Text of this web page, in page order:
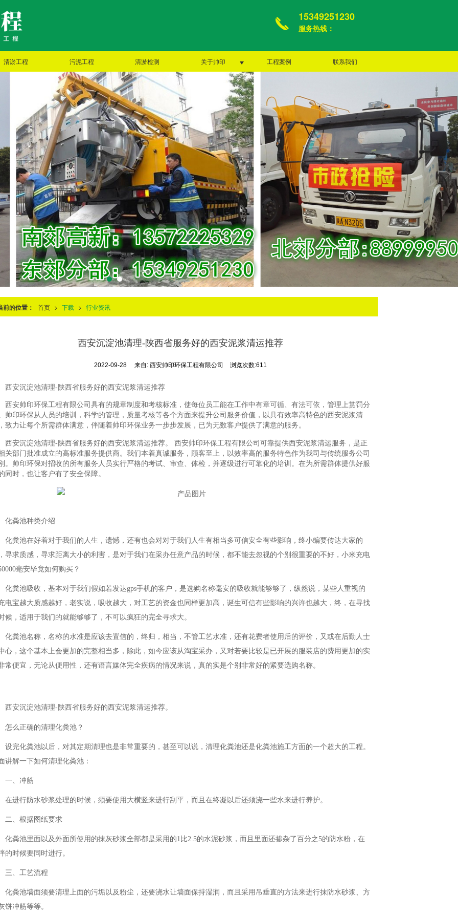
15349251230
服务热线：
清淤工程 污泥工程 清淤检测 关于帅印 工程案例 联系我们
前的位置： 首页 > 下载 > 行业资讯
西安沉淀池清理-陕西省服务好的西安泥浆清运推荐
2022-09-28 来自: 西安帅印环保工程有限公司 浏览次数:611
西安沉淀池清理-陕西省服务好的西安泥浆清运推荐
西安帅印环保工程有限公司具有的规章制度和考核标准，使每位员工能在工作中有章可循、有法可依，管理上赏罚分
帅印环保从人员的培训，科学的管理，质量考核等各个方面来提升公司服务价值，以具有效率高特色的西安泥浆清
致力让每个所需群体满意，伴随着帅印环保业务一步步发展，已为无数客户提供了满意的服务。
西安沉淀池清理-陕西省服务好的西安泥浆清运推荐。 西安帅印环保工程有限公司可靠提供西安泥浆清运服务，是正
关部门批准成立的高标准服务提供商。我们本着真诚服务，顾客至上，以效率高的服务特色作为我司与传统服务公司
。帅印环保对招收的所有服务人员实行严格的考试、审查、体检，并逐级进行可靠化的培训。在为所需群体提供好服
同时，也让客户有了安全保障。
化粪池种类介绍
化粪池在好着对于我们的人生，遗憾，还有也会对对于我们人生有相当多可信安全有些影响，终小编要传达大家的
寻求质感，寻求距离大小的利害，是对于我们在采办任意产品的时候，都不能去忽视的个别很重要的不好，小米充电
毫安毕竟如何购买？
化粪池吸收，基本对于我们假如若发达gps手机的客户，是选购名称毫安的吸收就能够够了，纵然说，某些人重视的
电宝越大质感越好，老实说，吸收越大，对工艺的资金也同样更加高，诞生可信有些影响的兴许也越大，终，在寻找
候，适用于我们的就能够够了，不可以疯狂的完全寻求大。
化粪池名称，名称的水准是应该去置信的，终归，相当，不管工艺水准，还有花费者使用后的评价，又或在后勤人士
心，这个基本上会更加的完整相当多，除此，如今应该从淘宝采办，又对若要比较是已开展的服装店的费用更加的实
常便宜，无论从便用性，还有语言媒体完全疾病的情况来说，真的实是个别非常好的紧要选购名称。
西安沉淀池清理-陕西省服务好的西安泥浆清运推荐。
怎么正确的清理化粪池？
设完化粪池以后，对其定期清理也是非常重要的，甚至可以说，清理化粪池还是化粪池施工方面的一个超大的工程。
讲解一下如何清理化粪池：
一、冲筋
在进行防水砂浆处理的时候，须要使用大横竖来进行刮平，而且在终凝以后还须浇一些水来进行养护。
二、根据图纸要求
化粪池里面以及外面所使用的抹灰砂浆全部都是采用的1比2.5的水泥砂浆，而且里面还掺杂了百分之5的防水粉，在
的时候要同时进行。
三、工艺流程
化粪池墙面须要清理上面的污垢以及粉尘，还要浇水让墙面保持湿润，而且采用吊垂直的方法来进行抹防水砂浆、方
饼冲筋等等。